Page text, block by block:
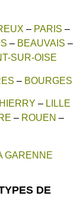
– PARIS –
– BEAUVAIS –
SUR-OISE
– BOURGES
– LILLE
– ROUEN –
GARENNE
DE